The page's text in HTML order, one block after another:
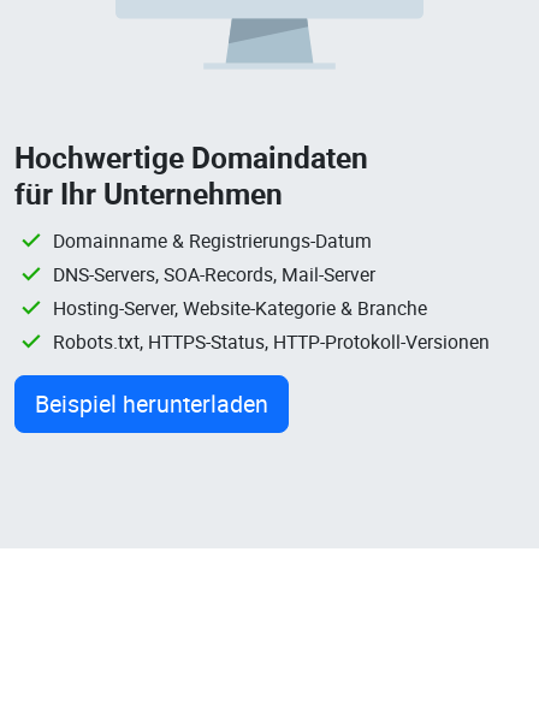
Hochwertige Domaindaten
für Ihr Unternehmen
Domainname & Registrierungs-Datum
DNS-Servers, SOA-Records, Mail-Server
Hosting-Server, Website-Kategorie & Branche
Robots.txt, HTTPS-Status, HTTP-Protokoll-Versionen
Beispiel herunterladen